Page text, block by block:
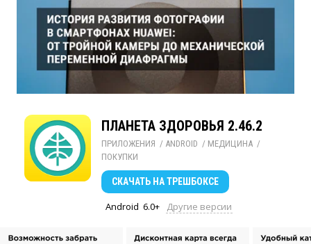
ПЛАНЕТА ЗДОРОВЬЯ 2.46.2
ПРИЛОЖЕНИЯ / ANDROID / МЕДИЦИНА /
ПОКУПКИ
СКАЧАТЬ НА ТРЕШБОКСЕ
Android 6.0+ Другие версии